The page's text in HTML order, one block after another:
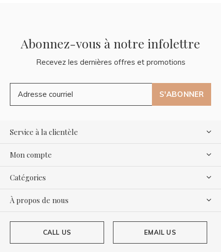
Abonnez-vous à notre infolettre
Recevez les dernières offres et promotions
S'ABONNER
Service à la clientèle
Mon compte
Catégories
À propos de nous
CALL US EMAIL US